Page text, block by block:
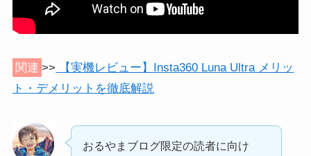
関連 >> 【実機レビュー】Insta360 Luna Ultra メリッ
ト・デメリットを徹底解説
おるやまブログ限定の読者に向け